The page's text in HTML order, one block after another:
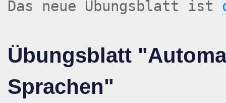
Das neue Übungsblatt ist
Übungsblatt
Sprachen"